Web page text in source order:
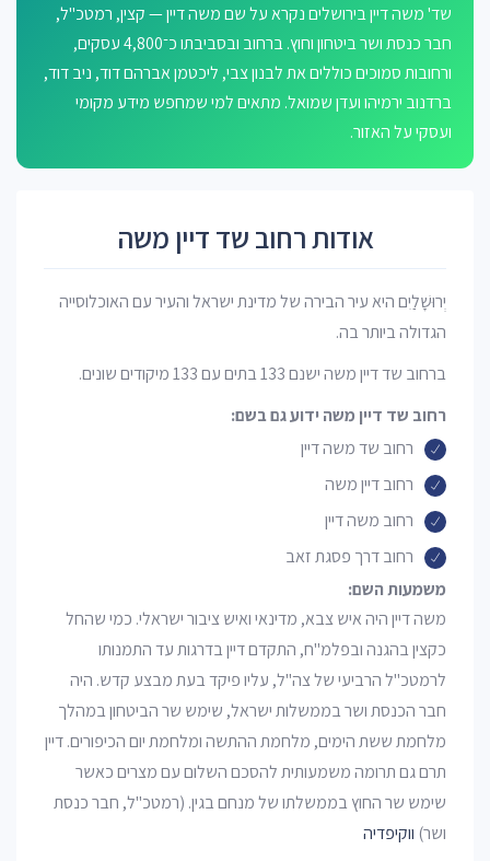
שד' משה דיין בירושלים נקרא על שם משה דיין — קצין, רמטכ"ל,
חבר כנסת ושר ביטחון וחוץ. ברחוב ובסביבתו כ־4,800 עסקים,
ורחובות סמוכים כוללים את לבנון צבי, ליכטמן אברהם דוד, ניב דוד,
ברדנוב ירמיהו ועדן שמואל. מתאים למי שמחפש מידע מקומי
ועסקי על האזור.
אודות רחוב שד דיין משה
יְרוּשָׁלַיִם היא עיר הבירה של מדינת ישראל והעיר עם האוכלוסייה
הגדולה ביותר בה.
ברחוב שד דיין משה ישנם 133 בתים עם 133 מיקודים שונים.
רחוב שד דיין משה ידוע גם בשם:
רחוב שד משה דיין
רחוב דיין משה
רחוב משה דיין
רחוב דרך פסגת זאב
משמעות השם:
משה דיין היה איש צבא, מדינאי ואיש ציבור ישראלי. כמי שהחל
כקצין בהגנה ובפלמ"ח, התקדם דיין בדרגות עד התמנותו
לרמטכ"ל הרביעי של צה"ל, עליו פיקד בעת מבצע קדש. היה
חבר הכנסת ושר בממשלות ישראל, שימש שר הביטחון במהלך
מלחמת ששת הימים, מלחמת ההתשה ומלחמת יום הכיפורים. דיין
תרם גם תרומה משמעותית להסכם השלום עם מצרים כאשר
שימש שר החוץ בממשלתו של מנחם בגין. (רמטכ"ל, חבר כנסת
ושר) ווקיפדיה